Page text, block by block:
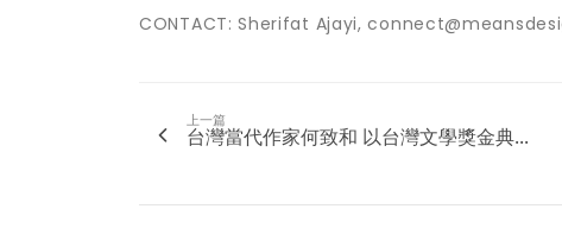
CONTACT: Sherifat Ajayi,
上一篇
台灣當代作家何致和 以台灣文學獎金典...